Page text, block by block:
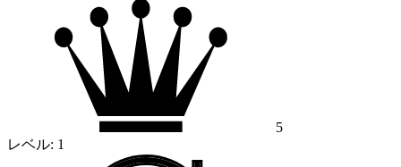
5
レベル: 1